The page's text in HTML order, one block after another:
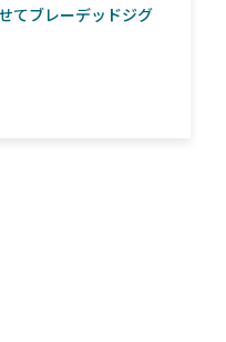
てブレーデッドジグ
EAGLE EYE）イ
も併せてご説明い